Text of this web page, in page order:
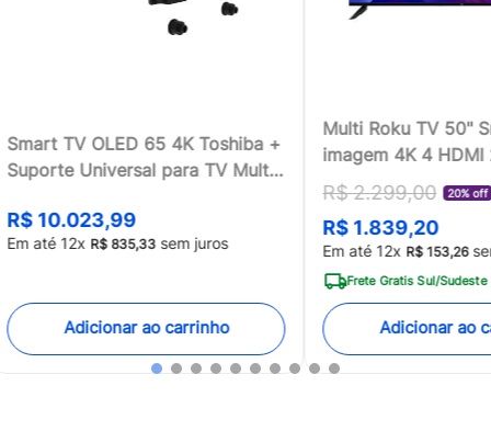
Smart TV OLED 65 4K Toshiba +
Suporte Universal para TV Multi
R$ 10.023,99
Em até 12x R$ 835,33 sem juros
Adicionar ao carrinho
Multi Roku TV 50"
imagem 4K 4 HDMI
compatível com
Home -
[Reembalado]
R$ 2.299,00 20% off
R$ 1.839,20
Em até 12x R$ 153,26
Frete Gratis Sul/Sudeste
Adicionar ao